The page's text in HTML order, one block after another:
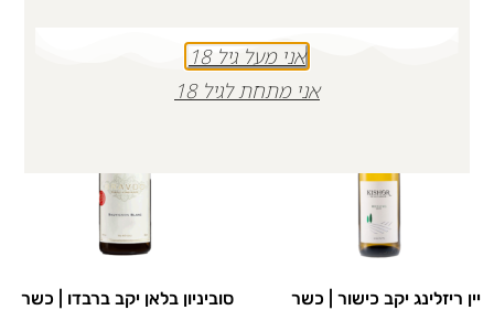
יין ריזלינג יקב כישור | כשר סוביניון בלאן יקב ברבדו | כשר
אני מעל גיל 18
אני מתחת לגיל 18